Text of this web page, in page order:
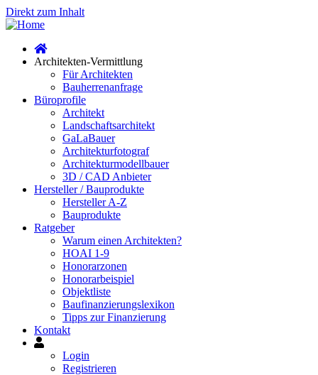
Direkt zum Inhalt
Architekten-Vermittlung
Für Architekten
Bauherrenanfrage
Büroprofile
Architekt
Landschaftsarchitekt
GaLaBauer
Architekturfotograf
Architekturmodellbauer
3D / CAD Anbieter
Hersteller / Bauprodukte
Hersteller A-Z
Bauprodukte
Ratgeber
Warum einen Architekten?
HOAI 1-9
Honorarzonen
Honorarbeispiel
Objektliste
Baufinanzierungslexikon
Tipps zur Finanzierung
Kontakt
Mein
KontoLogin
Registrieren